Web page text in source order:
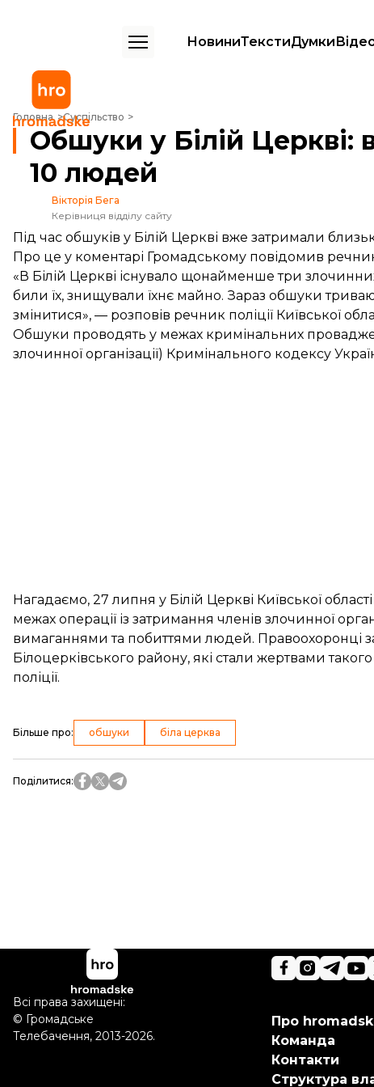
НовиниТекстиДумки
Головна Суспільство
Обшуки у Білій Церкві: вже затримали близько 10 людей
Обшуки у Білій Церкві:
10 людей
Вікторія Бега
Керівниця відділу сайту
Під час обшуків у Білій Церкві вже затримали
Про це у коментарі Громадському повідомив
«В Білій Церкві існувало щонайменше три
били їх, знищували їхнє майно. Зараз обшуки
змінитися», — розповів речник поліції Київської
Обшуки проводять у межах кримінальних
злочинної організації) Кримінального кодексу
Нагадаємо, 27 липня у Білій Церкві Київської області
межах операції із затримання членів злочинної
вимаганнями та побиттями людей. Правоохоронці
Білоцерківського району, які стали жертвами
поліції.
Більше про: обшуки біла церква
Поділитися:
Про
Команда
Контакти
Структура
Всі права захищені:
© Громадське
Телебачення, 2013-2026.